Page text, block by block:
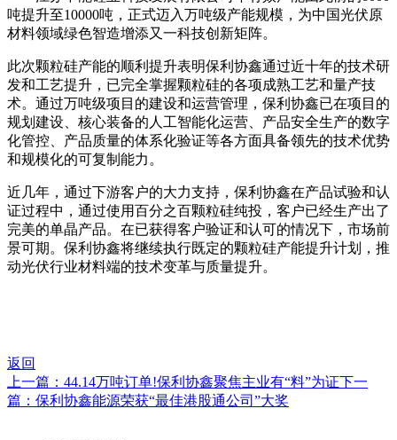
吨提升至10000吨，正式迈入万吨级产能规模，为中国光伏原
材料领域绿色智造增添又一科技创新矩阵。
此次颗粒硅产能的顺利提升表明保利协鑫通过近十年的技术研
发和工艺提升，已完全掌握颗粒硅的各项成熟工艺和量产技
术。通过万吨级项目的建设和运营管理，保利协鑫已在项目的
规划建设、核心装备的人工智能化运营、产品安全生产的数字
化管控、产品质量的体系化验证等各方面具备领先的技术优势
和规模化的可复制能力。
近几年，通过下游客户的大力支持，保利协鑫在产品试验和认
证过程中，通过使用百分之百颗粒硅纯投，客户已经生产出了
完美的单晶产品。在已获得客户验证和认可的情况下，市场前
景可期。保利协鑫将继续执行既定的颗粒硅产能提升计划，推
动光伏行业材料端的技术变革与质量提升。
返回
上一篇：44.14万吨订单!保利协鑫聚焦主业有“料”为证下一
篇：保利协鑫能源荣获“最佳港股通公司”大奖